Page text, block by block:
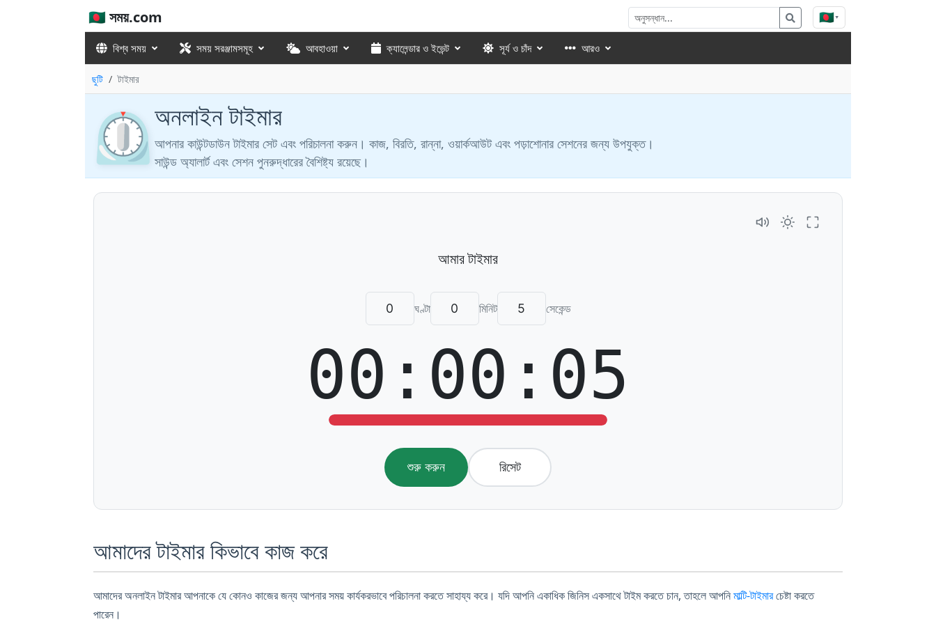
🇧🇩 সময়.com 🇧🇩▾
বিশ্ব সময় সময় সরঞ্জামসমূহ আবহাওয়া ক্যালেন্ডার ও ইভেন্ট সূর্য ও চাঁদ আরও
ছুটি টাইমার
⏲️অনলাইন টাইমার
আপনার কাউন্টডাউন টাইমার সেট এবং পরিচালনা করুন। কাজ, বিরতি, রান্না, ওয়ার্কআউট এবং পড়াশোনার সেশনের জন্য উপযুক্ত।
সাউন্ড অ্যালার্ট এবং সেশন পুনরুদ্ধারের বৈশিষ্ট্য রয়েছে।
ঘণ্টা মিনিট সেকেন্ড
00:00:05
শুরু করুন রিসেট
আমাদের টাইমার কিভাবে কাজ করে
আমাদের অনলাইন টাইমার আপনাকে যে কোনও কাজের জন্য আপনার সময় কার্যকরভাবে পরিচালনা করতে সাহায্য করে। যদি আপনি একাধিক জিনিস একসাথে টাইম করতে চান, তাহলে আপনিমাল্টি-টাইমারচেষ্টা করতে
পারেন।